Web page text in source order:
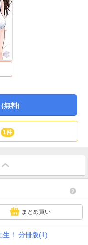
無料)
1件
まとめ買い
生！ 分冊版(1)